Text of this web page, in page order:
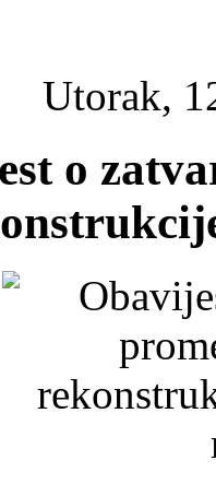
Utorak,
o